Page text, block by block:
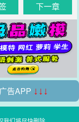
下一章
告APP ↓↓↓